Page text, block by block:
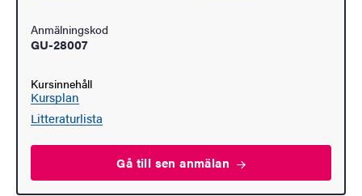
Anmälningskod
GU-28007
Kursinnehåll
Kursplan
Litteraturlista
Gå till senanmälan